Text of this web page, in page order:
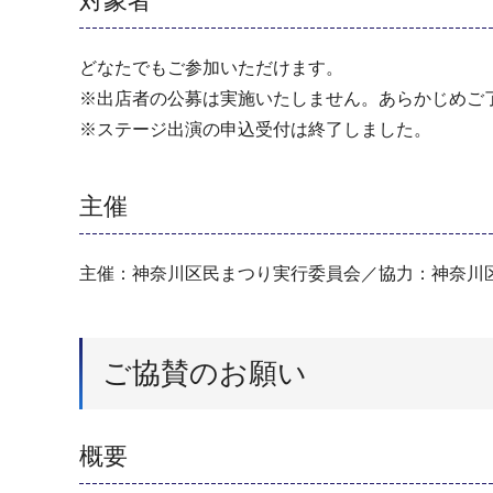
どなたでもご参加いただけます。
※出店者の公募は実施いたしません。あらかじめご
※ステージ出演の申込受付は終了しました。
主催
主催：神奈川区民まつり実行委員会／協力：神奈川
ご協賛のお願い
概要